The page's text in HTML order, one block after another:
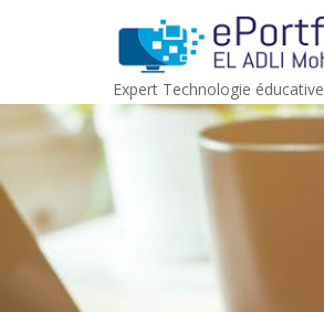
Expert Technologie éducative